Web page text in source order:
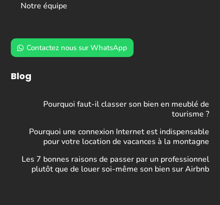
Notre équipe
Contactez nous sur WhatsApp
Blog
Pourquoi faut-il classer son bien en meublé de
tourisme ?
Pourquoi une connexion Internet est indispensable
pour votre location de vacances à la montagne
Les 7 bonnes raisons de passer par un professionnel
plutôt que de louer soi-même son bien sur Airbnb